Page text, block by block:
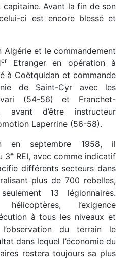
capitaine. Avant la fin de son
ci est encore blessé et
Algérie et le commandement
erEtranger en opération à
à Coëtquidan et commande
de Saint-Cyr avec les
(54-56) et Franchet-
avant d’être instructeur
Laperrine (56-58).
en septembre 1958, il
3e REI, avec comme indicatif
différents secteurs dans
plus de 700 rebelles,
13 légionnaires.
l’exigence
à tous les niveaux et
du terrain le
dans lequel l’économie du
restera toujours sa plus